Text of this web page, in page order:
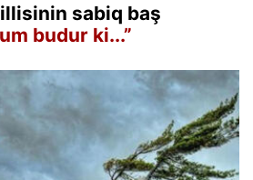
sabiq baş
budur ki...”